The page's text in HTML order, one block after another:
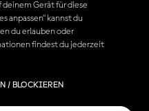
herunterladen
Group. Alle Rechte vorbehalten.
deinem Gerät für diese
anpassen“ kannst du
du erlauben oder
findest du jederzeit
/ BLOCKIEREN